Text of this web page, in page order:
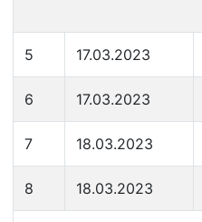
5 17.03.2023
6 17.03.2023
7 18.03.2023
8 18.03.2023